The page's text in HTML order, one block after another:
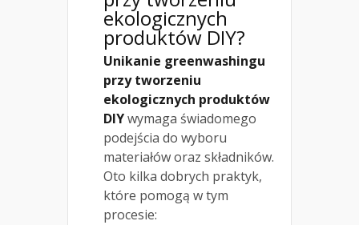
ekologicznych
produktów DIY?
Unikanie greenwashingu
przy tworzeniu
ekologicznych produktów
DIYwymaga świadomego
podejścia do wyboru
materiałów oraz składników.
Oto kilka dobrych praktyk,
które pomogą w tym
procesie: